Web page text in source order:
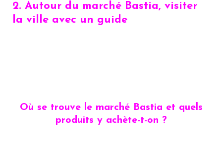
2. Autour du marché Bastia, visiter
la ville avec un guide
Où se trouve le marché Bastia et quels
produits y achète-t-on ?